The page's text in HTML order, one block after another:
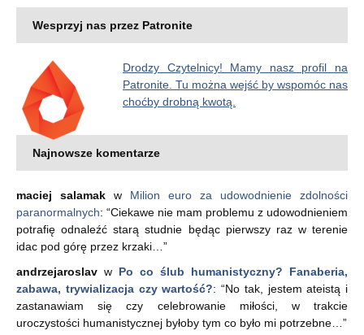
Wesprzyj nas przez Patronite
Drodzy Czytelnicy! Mamy nasz profil na
Patronite. Tu można wejść by wspomóc nas
choćby drobną kwotą.
Najnowsze komentarze
maciej salamak w Milion euro za udowodnienie zdolności
paranormalnych: “Ciekawe nie mam problemu z udowodnieniem
potrafię odnaleźć starą studnie będąc pierwszy raz w terenie
idac pod górę przez krzaki… ”
andrzejaroslav w Po co ślub humanistyczny? Fanaberia,
zabawa, trywializacja czy wartość?: “No tak, jestem ateistą i
zastanawiam się czy celebrowanie miłości, w trakcie
uroczystości humanistycznej byłoby tym co było mi potrzebne… ”